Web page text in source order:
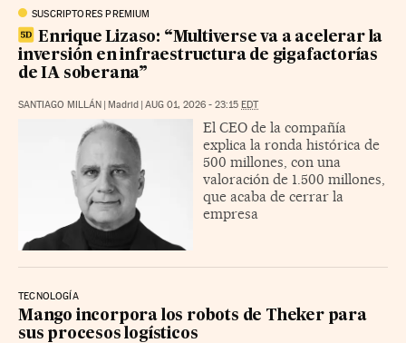
SUSCRIPTORES PREMIUM
Enrique Lizaso: “Multiverse va a acelerar la
inversión en infraestructura de gigafactorías
de IA soberana”
SANTIAGO MILLÁN | Madrid | AUG 01, 2026 - 23:15 EDT
El CEO de la compañía
explica la ronda histórica de
500 millones, con una
valoración de 1.500 millones,
que acaba de cerrar la
empresa
TECNOLOGÍA
Mango incorpora los robots de Theker para
sus procesos logísticos